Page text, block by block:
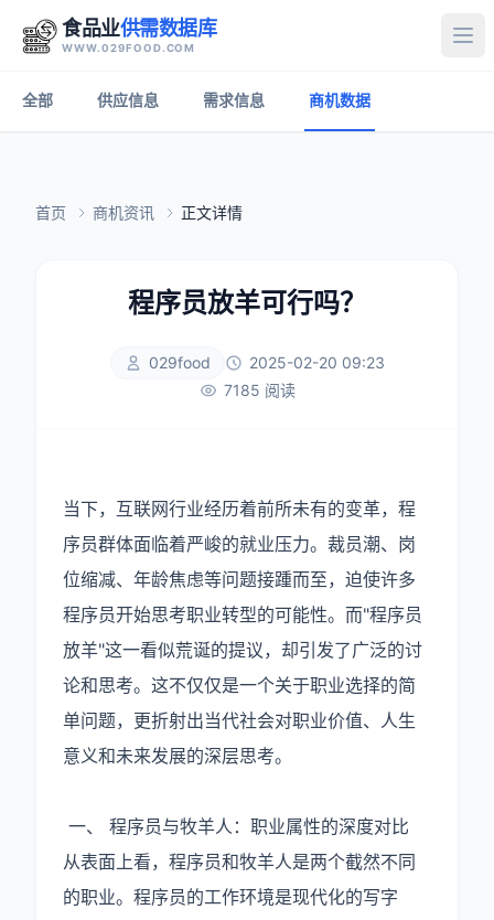
食品业供需数据库
WWW.029FOOD.COM 打
全部 供应信息 需求信息 商机数据
首页 商机资讯 正文详情
程序员放羊可行吗？
029food
2025-02-20 09:23
7185 阅读
当下，互联网行业经历着前所未有的变革，程
序员群体面临着严峻的就业压力。裁员潮、岗
位缩减、年龄焦虑等问题接踵而至，迫使许多
程序员开始思考职业转型的可能性。而"程序员
放羊"这一看似荒诞的提议，却引发了广泛的讨
论和思考。这不仅仅是一个关于职业选择的简
单问题，更折射出当代社会对职业价值、人生
意义和未来发展的深层思考。
一、 程序员与牧羊人：职业属性的深度对比
从表面上看，程序员和牧羊人是两个截然不同
的职业。程序员的工作环境是现代化的写字